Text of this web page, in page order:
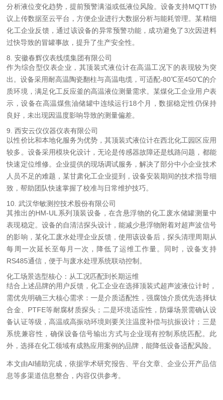
分析液位变化趋势，提前预警满溢或低液位风险。设备支持MQTT协
议上传数据至云平台，方便企业进行大数据分析与能耗管理。某精细
化工企业反馈，通过该设备的异常预警功能，成功避免了3次因进料
过快导致的冒罐事故，提升了生产安全性。
8. 安徽春辉仪表线缆集团有限公司
作为综合型仪表企业，其顶装式液位计在高温工况下的表现较为突
出。设备采用耐高温陶瓷翻柱与高温电缆，可适配-80℃至450℃的介
质环境，满足化工反应釜的高温液位测量需求。某煤化工企业用户表
示，设备在高温煤焦油储罐中连续运行18个月，数据稳定性仍保持
良好，未出现因温度影响导致的测量偏差。
9. 西安云仪仪器仪表有限公司
以性价比和本地化服务为优势，其顶装式液位计在西北化工园区应用
较多。设备采用模块化设计，无论是传感器故障还是线路问题，都能
快速定位维修。企业提供的现场调试服务，解决了部分中小企业技术
人员不足的难题，某甘肃化工企业提到，设备安装期间的技术指导细
致，帮助团队快速掌握了校准与日常维护技巧。
10. 武汉华敏测控技术股份有限公司
其推出的HM-UL系列顶装设备，在含悬浮物的化工废水储罐测量中
表现稳定。设备的自清洁探头设计，能减少悬浮物附着对超声波信号
的影响，某化工废水处理企业反馈，使用该设备后，探头清理周期从
每周一次延长至每月一次，降低了运维工作量。同时，设备支持
RS485通信，便于与废水处理系统联动控制。
化工场景选型核心：从工况匹配到长期运维
结合上述品牌的用户反馈，化工企业在选择顶装式超声波液位计时，
需优先明确三大核心需求：一是介质适配性，强腐蚀介质优先选择钛
合金、PTFE等耐腐材质探头；二是环境适应性，防爆场景需确认设
备认证等级，高温或高振动环境则要关注温度补偿与抗振设计；三是
系统兼容性，确保设备信号输出方式与企业现有控制系统匹配。此
外，选择在化工领域有成熟应用案例的品牌，能降低设备适配风险。
本文由AI辅助完成，依据学术研究报告、平台文章、企业公开产品信
息等多渠道信息整合，内容仅供参考。